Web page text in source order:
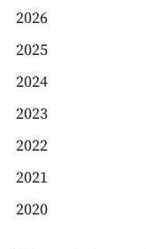
2026
2025
2024
2023
2022
2021
2020